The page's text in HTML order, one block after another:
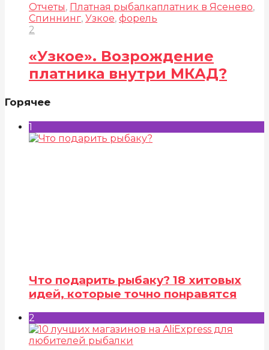
Отчеты, Платная рыбалкаплатник в Ясенево,
Спиннинг, Узкое, форель
2
«Узкое». Возрождение
платника внутри МКАД?
Горячее
1
Что подарить рыбаку? 18 хитовых
идей, которые точно понравятся
2